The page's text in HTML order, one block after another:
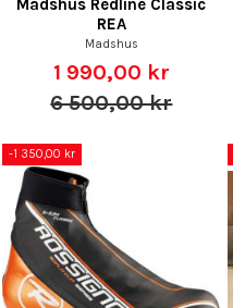
Madshus Redline Classic
REA
Madshus
1 990,00 kr
6 500,00 kr
-1 350,00 kr